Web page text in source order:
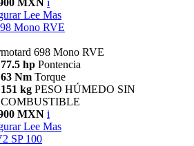
MXN i
Lee Mas
Mono RVE
698 Mono RVE
77.5 hp Pontencia
63 Nm Torque
151 kg PESO HÚMEDO SIN
COMBUSTIBLE
MXN i
Lee Mas
SP 100